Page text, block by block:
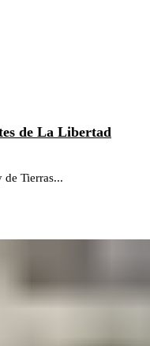
de La Libertad
de Tierras...